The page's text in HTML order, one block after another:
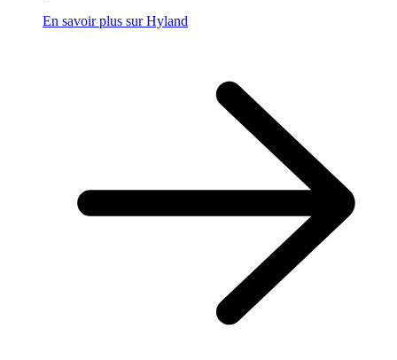
En savoir plus sur Hyland